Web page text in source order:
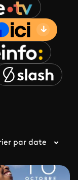
par date